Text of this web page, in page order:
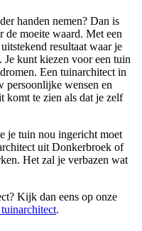
handen nemen? Dan is
de moeite waard. Met een
resultaat waar je
kunt kiezen voor een tuin
Een tuinarchitect in
persoonlijke wensen en
komt te zien als dat je zelf
je tuin nou ingericht moet
uit Donkerbroek of
Het zal je verbazen wat
Kijk dan eens op onze
tuinarchitect.